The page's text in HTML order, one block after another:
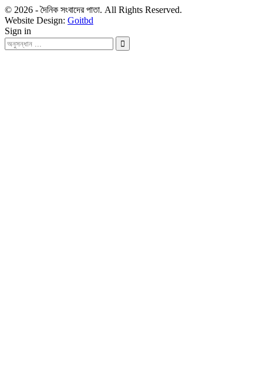
© 2026 - দৈনিক সংবাদের পাতা. All Rights Reserved.
Website Design: Goitbd
Sign in